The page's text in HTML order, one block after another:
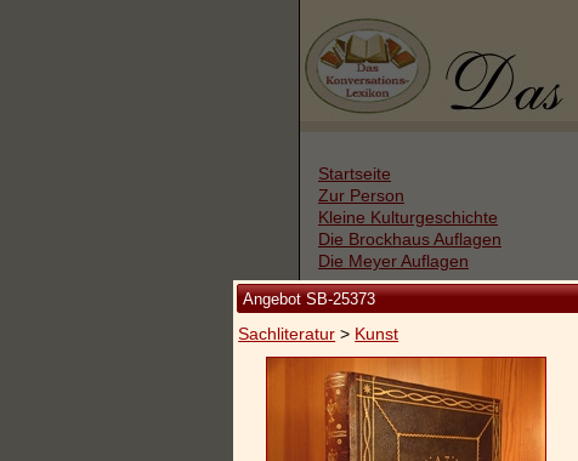
Startseite
Zur Person
Kleine Kulturgeschichte
Die Brockhaus Auflagen
Die Meyer Auflagen
Zu den Angeboten
Ankauf
Versand
Widerrufsbelehrung
Geschäftsbedingungen
Datenschutzerklärung
Impressum / Kontakt
Angebot SB-25373
Sachliteratur > Kunst